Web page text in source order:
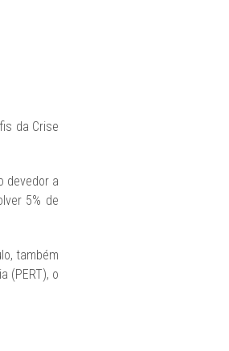
da Crise
devedor a
5% de
também
(PERT), o